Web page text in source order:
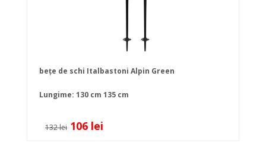
bețe de schi Italbastoni Alpin Green
Lungime: 130 cm 135 cm
132 lei 106 lei